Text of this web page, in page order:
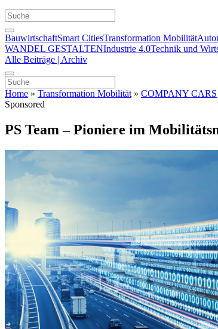
BauwirtschaftSmart CitiesTransformation Mobilität
WANDEL GESTALTENIndustrie 4.0Technik und
Alle Beiträge | Archiv
Home » Transformation Mobilität » COMPANY CARS
Sponsored
PS Team – Pioniere im